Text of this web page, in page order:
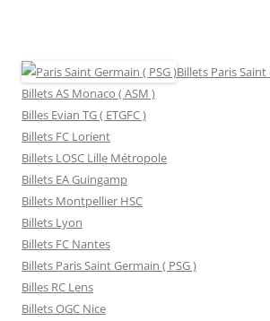
Billets Paris Saint
Billets AS Monaco ( ASM )
Billes Evian TG ( ETGFC )
Billets FC Lorient
Billets LOSC Lille Métropole
Billets EA Guingamp
Billets Montpellier HSC
Billets Lyon
Billets FC Nantes
Billets Paris Saint Germain ( PSG )
Billes RC Lens
Billets OGC Nice